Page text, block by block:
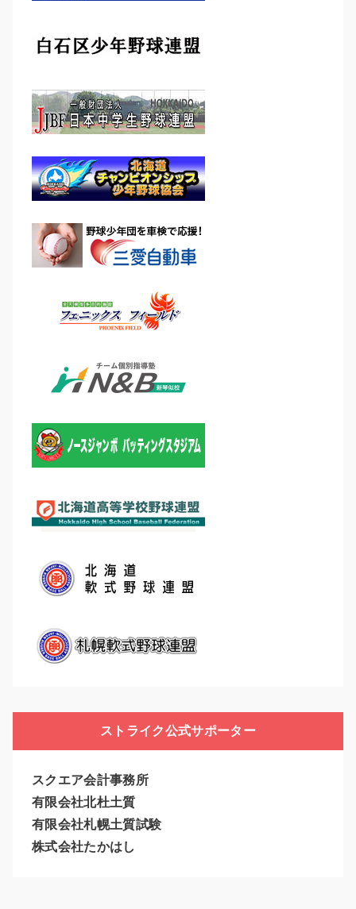
ストライク公式サポーター
スクエア会計事務所
有限会社北杜土質
有限会社札幌土質試験
株式会社たかはし